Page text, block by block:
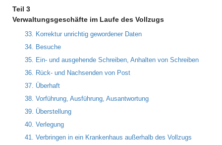
Teil 3
Verwaltungsgeschäfte im Laufe des Vollzugs
33. Korrektur unrichtig gewordener Daten
34. Besuche
35. Ein- und ausgehende Schreiben, Anhalten von Schreiben
36. Rück- und Nachsenden von Post
37. Überhaft
38. Vorführung, Ausführung, Ausantwortung
39. Überstellung
40. Verlegung
41. Verbringen in ein Krankenhaus außerhalb des Vollzugs